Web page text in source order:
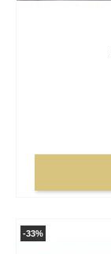
-33%